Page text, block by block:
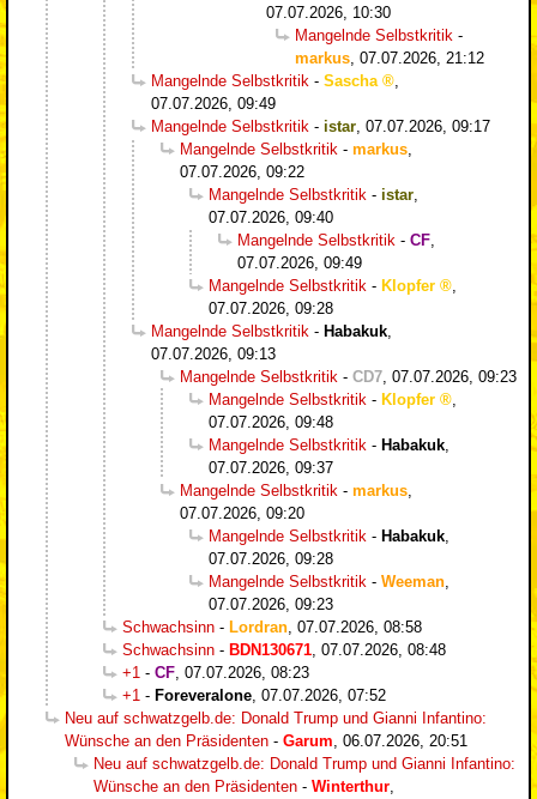
07.07.2026, 10:30
Mangelnde Selbstkritik -
markus 07.07.2026, 21:12
Mangelnde Selbstkritik - Sascha
07.07.2026, 09:49
Mangelnde Selbstkritik - istar 07.07.2026, 09:17
Mangelnde Selbstkritik - markus
07.07.2026, 09:22
Mangelnde Selbstkritik - istar
07.07.2026, 09:40
Mangelnde Selbstkritik - CF
07.07.2026, 09:49
Mangelnde Selbstkritik - Klopfer
07.07.2026, 09:28
Mangelnde Selbstkritik - Habakuk
07.07.2026, 09:13
Mangelnde Selbstkritik - CD7 07.07.2026, 09:23
Mangelnde Selbstkritik - Klopfer
07.07.2026, 09:48
Mangelnde Selbstkritik - Habakuk
07.07.2026, 09:37
Mangelnde Selbstkritik - markus
07.07.2026, 09:20
Mangelnde Selbstkritik - Habakuk
07.07.2026, 09:28
Mangelnde Selbstkritik - Weeman
07.07.2026, 09:23
Schwachsinn - Lordran 07.07.2026, 08:58
Schwachsinn - BDN130671 07.07.2026, 08:48
+1 - CF 07.07.2026, 08:23
+1 - Foreveralone 07.07.2026, 07:52
Neu auf schwatzgelb.de: Donald Trump und Gianni Infantino:
Wünsche an den Präsidenten - Garum 06.07.2026, 20:51
Neu auf schwatzgelb.de: Donald Trump und Gianni Infantino:
Wünsche an den Präsidenten - Winterthur